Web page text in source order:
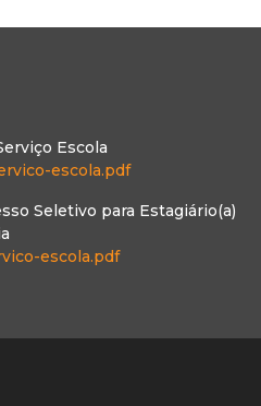
Escola
escola.pdf
Seletivo para Estagiário(a)
escola.pdf